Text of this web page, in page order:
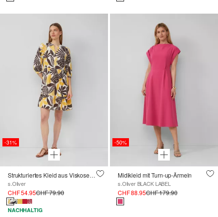
-31%
Strukturiertes Kleid aus Viskosemix mit Eingrifftaschen
s.Oliver
CHF 54.95CHF 79.90
NACHHALTIG
-50%
Midikleid mit Turn-up-Ärmeln
s.Oliver BLACK LABEL
CHF 88.95CHF 179.90